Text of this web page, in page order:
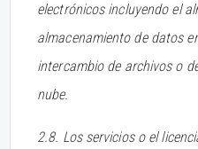
electrónicos incluyendo el
almacenamiento de datos
intercambio de archivos o
nube.
2.8. Los servicios o el